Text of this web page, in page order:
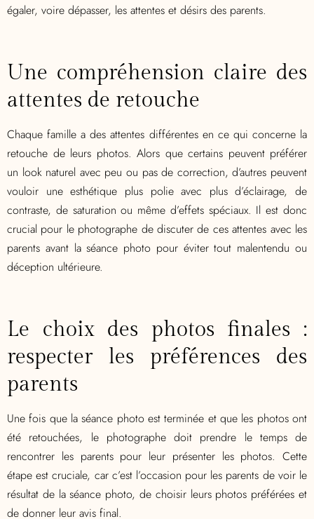
égaler, voire dépasser, les attentes et désirs des parents.
Une compréhension claire des
attentes de retouche
Chaque famille a des attentes différentes en ce qui concerne la
retouche de leurs photos. Alors que certains peuvent préférer
un look naturel avec peu ou pas de correction, d’autres peuvent
vouloir une esthétique plus polie avec plus d’éclairage, de
contraste, de saturation ou même d’effets spéciaux. Il est donc
crucial pour le photographe de discuter de ces attentes avec les
parents avant la séance photo pour éviter tout malentendu ou
déception ultérieure.
Le choix des photos finales :
respecter les préférences des
parents
Une fois que la séance photo est terminée et que les photos ont
été retouchées, le photographe doit prendre le temps de
rencontrer les parents pour leur présenter les photos. Cette
étape est cruciale, car c’est l’occasion pour les parents de voir le
résultat de la séance photo, de choisir leurs photos préférées et
de donner leur avis final.